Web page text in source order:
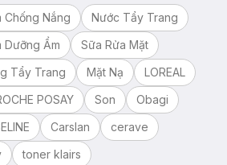
Chống Nắng
Nước Tẩy Trang
Dưỡng Ẩm
Sữa Rửa Mặt
Tẩy Trang
Mặt Nạ
LOREAL
POSAY
Son
Obagi
Carslan
cerave
toner klairs